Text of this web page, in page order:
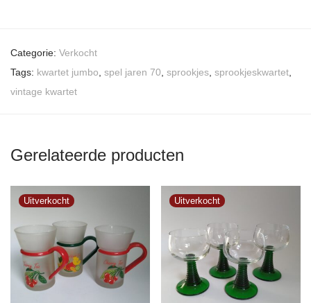
Categorie: Verkocht
Tags: kwartet jumbo spel jaren 70 sprookjes sprookjeskwartet
vintage kwartet
Gerelateerde producten